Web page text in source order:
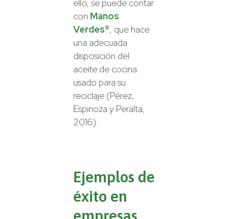
ello, se puede contar
con Manos
Verdes®, que hace
una adecuada
disposición del
aceite de cocina
usado para su
reciclaje (Pérez,
Espinoza y Peralta,
2016).
Ejemplos de
éxito en
empresas